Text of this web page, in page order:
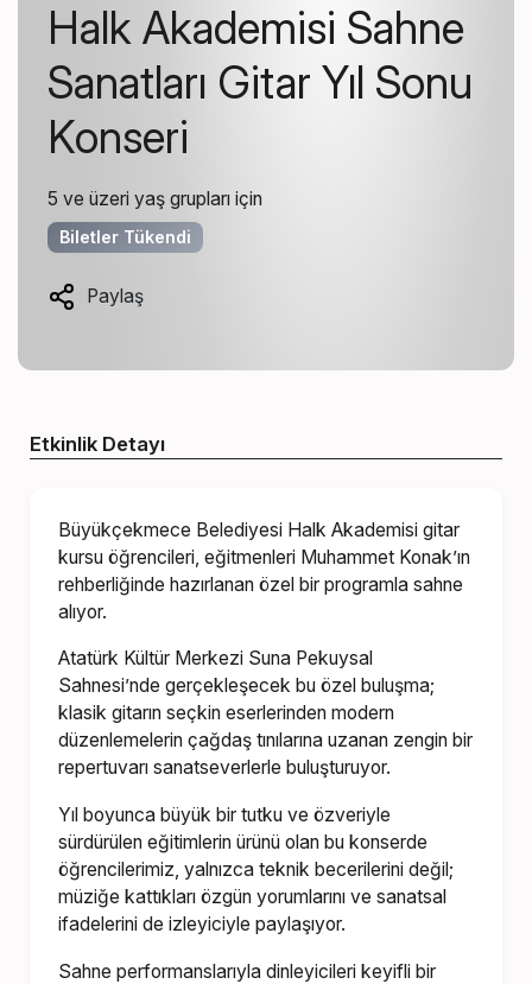
Halk Akademisi Sahne
Sanatları Gitar Yıl Sonu
Konseri
5 ve üzeri yaş grupları için
Biletler Tükendi
Paylaş
Etkinlik Detayı
Büyükçekmece Belediyesi Halk Akademisi gitar
kursu öğrencileri, eğitmenleri Muhammet Konak’ın
rehberliğinde hazırlanan özel bir programla sahne
alıyor.
Atatürk Kültür Merkezi Suna Pekuysal
Sahnesi’nde gerçekleşecek bu özel buluşma;
klasik gitarın seçkin eserlerinden modern
düzenlemelerin çağdaş tınılarına uzanan zengin bir
repertuvarı sanatseverlerle buluşturuyor.
Yıl boyunca büyük bir tutku ve özveriyle
sürdürülen eğitimlerin ürünü olan bu konserde
öğrencilerimiz, yalnızca teknik becerilerini değil;
müziğe kattıkları özgün yorumlarını ve sanatsal
ifadelerini de izleyiciyle paylaşıyor.
Sahne performanslarıyla dinleyicileri keyifli bir